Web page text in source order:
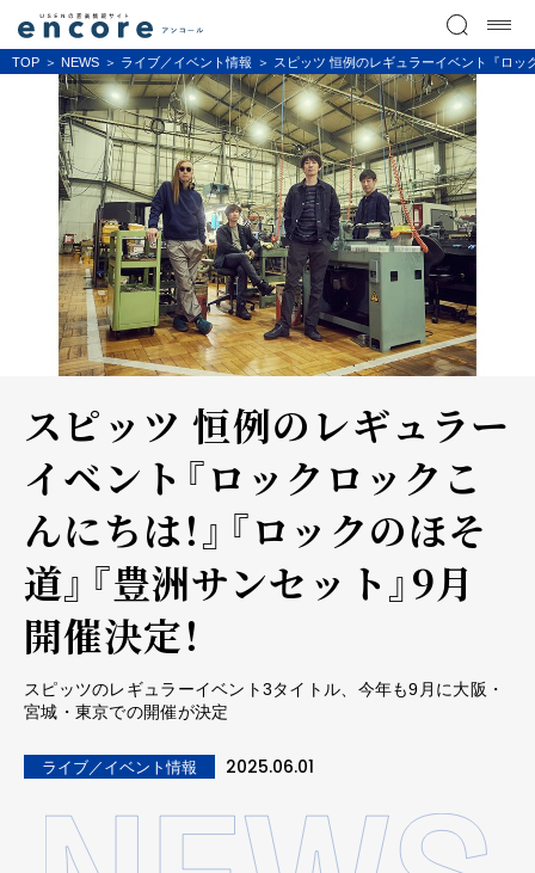
TOP NEWS ライブ／イベント情報 スピッツ 恒例のレギュラーイベント『ロ
スピッツ 恒例のレギュラー
イベント『ロックロックこ
んにちは！』『ロックのほそ
道』『豊洲サンセット』9月
開催決定！
スピッツのレギュラーイベント3タイトル、今年も9月に大阪・
宮城・東京での開催が決定
ライブ／イベント情報 2025.06.01